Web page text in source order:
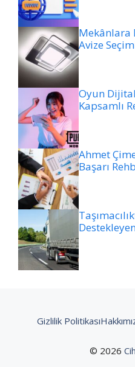
Mekânlara
Avize
Oyun
Kapsamlı
Ahmet
Başarı
© 2026
Gizlilik Politikası